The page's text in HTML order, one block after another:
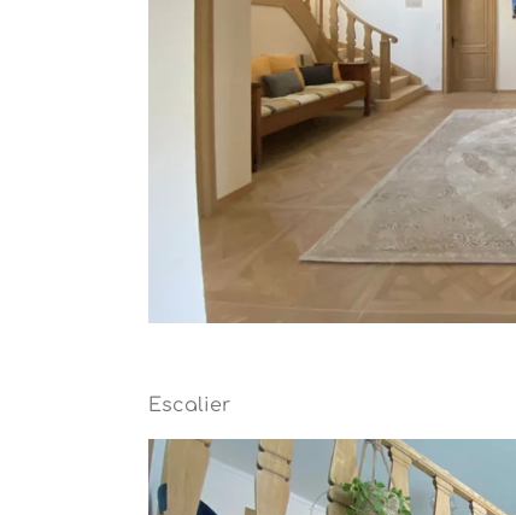
Escalier